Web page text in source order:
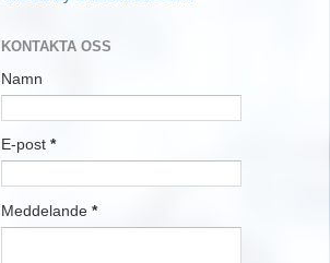
KONTAKTA OSS
Namn
E-post *
Meddelande *